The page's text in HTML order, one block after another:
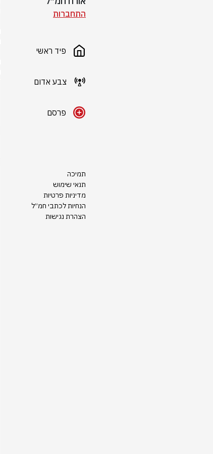
התחברות
פיד ראשי
צבע אדום
פרסם
תמיכה
תנאי שימוש
מדיניות פרטיות
הנחיות לכתבי חמ״ל
הצהרת נגישות